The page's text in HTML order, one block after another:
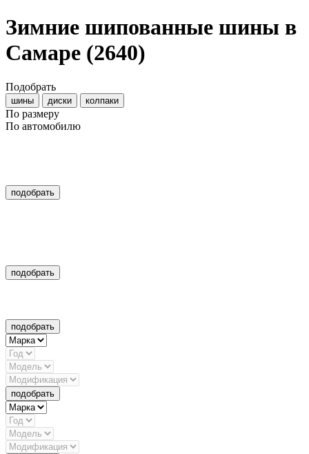
Зимние шипованные шины в
Самаре (2640)
Подобрать
шины диски колпаки
По размеру
По автомобилю
подобрать
подобрать
подобрать
подобрать